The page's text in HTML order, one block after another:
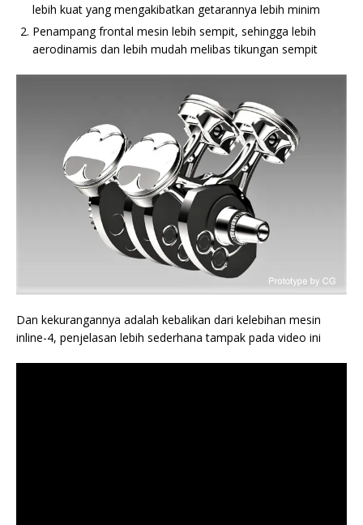
lebih kuat yang mengakibatkan getarannya lebih minim
Penampang frontal mesin lebih sempit, sehingga lebih
aerodinamis dan lebih mudah melibas tikungan sempit
Dan kekurangannya adalah kebalikan dari kelebihan mesin
inline-4, penjelasan lebih sederhana tampak pada video ini